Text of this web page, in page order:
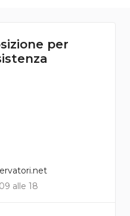
per
alle 18